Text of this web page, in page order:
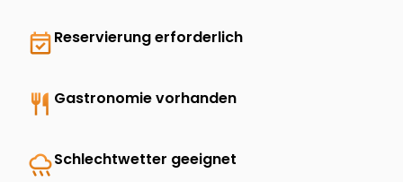
event_availableReservierung erforderlich
restaurant Gastronomie vorhanden
rainySchlechtwetter geeignet